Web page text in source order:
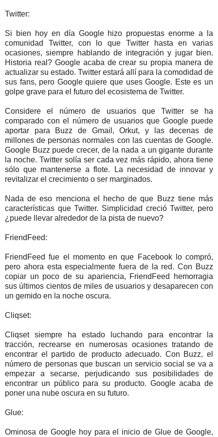
Twitter:
Si bien hoy en día Google hizo propuestas enorme a la
comunidad Twitter, con lo que Twitter hasta en varias
ocasiones, siempre hablando de integración y jugar bien.
Historia real? Google acaba de crear su propia manera de
actualizar su estado. Twitter estará allí para la comodidad de
sus fans, pero Google quiere que uses Google. Este es un
golpe grave para el futuro del ecosistema de Twitter.
Considere el número de usuarios que Twitter se ha
comparado con el número de usuarios que Google puede
aportar para Buzz de Gmail, Orkut, y las decenas de
millones de personas normales con las cuentas de Google.
Google Buzz puede crecer, de la nada a un gigante durante
la noche. Twitter solía ser cada vez más rápido, ahora tiene
sólo que mantenerse a flote. La necesidad de innovar y
revitalizar el crecimiento o ser marginados.
Nada de eso menciona el hecho de que Buzz tiene más
características que Twitter. Simplicidad creció Twitter, pero
¿puede llevar alrededor de la pista de nuevo?
FriendFeed:
FriendFeed fue el momento en que Facebook lo compró,
pero ahora esta especialmente fuera de la red. Con Buzz
copiar un poco de su apariencia, FriendFeed hemorragia
sus últimos cientos de miles de usuarios y desaparecen con
un gemido en la noche oscura.
Cliqset:
Cliqset siempre ha estado luchando para encontrar la
tracción, recrearse en numerosas ocasiones tratando de
encontrar el partido de producto adecuado. Con Buzz, el
número de personas que buscan un servicio social se va a
empezar a secarse, perjudicando sus posibilidades de
encontrar un público para su producto. Google acaba de
poner una nube oscura en su futuro.
Glue:
Ominosa de Google hoy para el inicio de Glue de Google,